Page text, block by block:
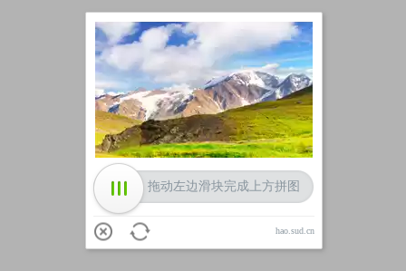
加载中
拖动左边滑块完成上方拼图
hao.sud.cn